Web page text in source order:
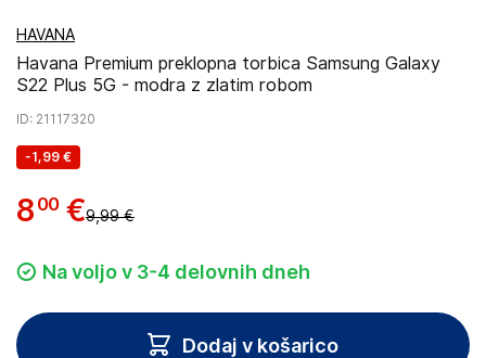
HAVANA
Havana Premium preklopna torbica Samsung Galaxy
S22 Plus 5G - modra z zlatim robom
ID: 21117320
-1,99 €
8 00 €9,99 €
Na voljo v 3-4 delovnih dneh
Dodaj v košarico